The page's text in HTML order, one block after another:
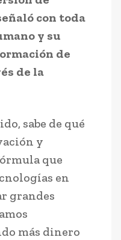
con toda
y su
de
de la
sabe de qué
y
que
en
grandes
más dinero